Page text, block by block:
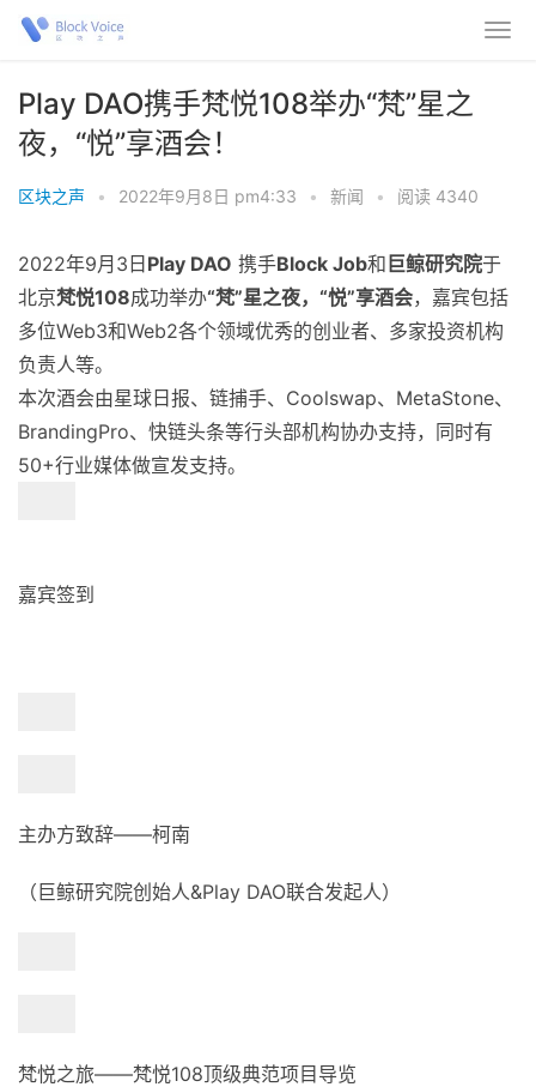
Play DAO携手梵悦108举办“梵”星之
夜，“悦”享酒会！
区块之声 • 2022年9月8日 pm4:33 • 新闻 • 阅读 4340
2022年9月3日 Play DAO 携手Block Job和 巨鲸研究院于
北京梵悦108成功举办“梵”星之夜，“悦”享酒会，嘉宾包括
多位Web3和Web2各个领域优秀的创业者、多家投资机构
负责人等。
本次酒会由星球日报、链捕手、Coolswap、MetaStone、
BrandingPro、快链头条等行头部机构协办支持，同时有
50+行业媒体做宣发支持。
嘉宾签到
主办方致辞——柯南
（巨鲸研究院创始人&Play DAO联合发起人）
梵悦之旅——梵悦108顶级典范项目导览